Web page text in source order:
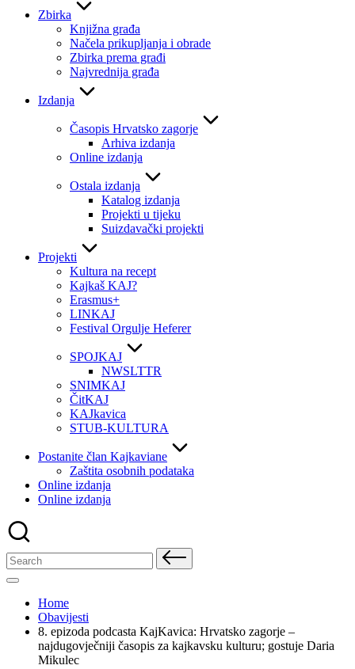
Zbirka
Knjižna građa
Načela prikupljanja i obrade
Zbirka prema građi
Najvrednija građa
Izdanja
Časopis Hrvatsko zagorje
Arhiva izdanja
Online izdanja
Ostala izdanja
Katalog izdanja
Projekti u tijeku
Suizdavački projekti
Projekti
Kultura na recept
Kajkaš KAJ?
Erasmus+
LINKAJ
Festival Orgulje Heferer
SPOJKAJ
NWSLTTR
SNIMKAJ
ČitKAJ
KAJkavica
STUB-KULTURA
Postanite član Kajkaviane
Zaštita osobnih podataka
Online izdanja
Online izdanja
Search
for:
Home
Obavijesti
8. epizoda podcasta KajKavica: Hrvatsko zagorje –
najdugovječniji časopis za kajkavsku kulturu; gostuje Daria
Mikulec